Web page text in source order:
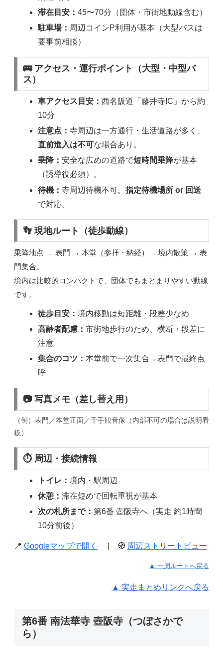
滞在目安：45〜70分（団体・市街地動線含む）
駐車場： 周辺コインP利用が基本（大型バスは
要事前相談）
🚌 アクセス・運行ポイント（大型・中型バ
ス）
車アクセス目安：西名阪道「藤井寺IC」から約
10分
注意点：寺周辺は一方通行・生活道路が多く、
直前進入は不可な場合あり。
乗降：安全な広めの道路で短時間乗降が基本
（誘導役必須）。
待機：寺周辺待機不可。指定待機場所 or 回送
で対応。
👣 現地ルート（徒歩動線）
乗降地点 → 表門 → 本堂（参拝・納経）→ 境内散策 → 表
門集合。
境内は比較的コンパクトで、団体でもまとまりやすい動線
です。
徒歩目安：境内移動は短距離・段差少なめ
高齢者配慮：市街地歩行のため、横断・段差に
注意
集合のコツ：本堂前で一次集合→表門で最終点
呼
📷 写真メモ（差し替え用）
（例）表門／本堂正面／千手観音像（内部不可の場合は説明看
板）
⏱ 周辺・接続情報
トイレ：境内・駅周辺
休憩：滞在短めで回転重視が基本
次の札所まで：第6番 壺阪寺へ（実走 約1時間
10分前後）
📍 Googleマップで開く | 🧭 周辺ストリートビュー
▲ 一周ルートへ戻る
▲ 実走まとめリンクへ戻る
第6番 南法華寺 壺阪寺（つぼさかで
ら）